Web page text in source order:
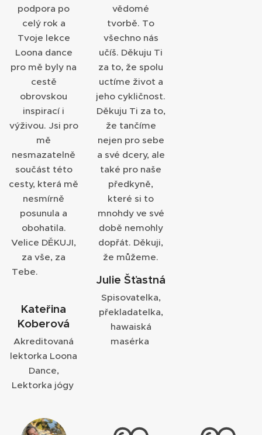
podpora po
celý rok a
Tvoje lekce
Loona dance
pro mě byly na
cestě
obrovskou
inspirací i
výživou. Jsi pro
mě
nesmazatelně
součást této
cesty, která mě
nesmírně
posunula a
obohatila.
Velice DĚKUJI,
za vše, za
Tebe. 💃❤️❤️
Kateřina
Koberová
Akreditovaná
lektorka Loona
Dance,
Lektorka jógy
vědomé
tvorbě. To
všechno nás
učíš. Děkuju Ti
za to, že spolu
uctíme život a
jeho cykličnost.
Děkuju Ti za to,
že tančíme
nejen pro sebe
a své dcery, ale
také pro naše
předkyně,
které si to
mnohdy ve své
době nemohly
dopřát. Děkuji,
že můžeme.
Julie Šťastná
Spisovatelka,
překladatelka,
hawaiská
masérka